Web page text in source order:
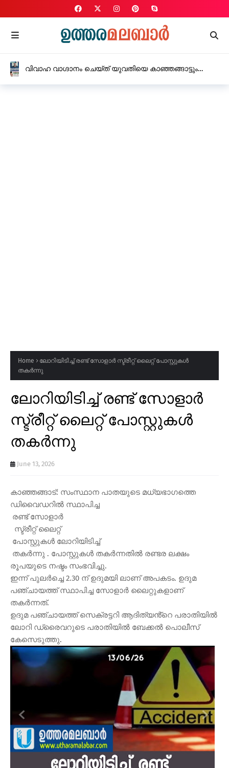
വിവാഹ വാഗ്ദാനം ചെയ്ത് യുവതിയെ കാഞ്ഞങ്ങാട്ടും
കഠിന തടവ്
Home
ലോറിയിടിച്ച് രണ്ട് സോളാർ സ്ട്രീറ്റ് ലൈറ്റ് പോസ്റ്റുകൾ
തകർന്നു
ലോറിയിടിച്ച് രണ്ട് സോളാർ
സ്ട്രീറ്റ് ലൈറ്റ് പോസ്റ്റുകൾ
തകർന്നു
June 13, 2026
കാഞ്ഞങ്ങാട്: സംസ്ഥാന പാതയുടെ മധ്യഭാഗത്തെ
ഡിവൈഡറിൽ സ്ഥാപിച്ച
രണ്ട് സോളാർ
സ്ട്രീറ്റ് ലൈറ്റ്
പോസ്റ്റുകൾ ലോറിയിടിച്ച്
തകർന്നു . പോസ്റ്റുകൾ തകർന്നതിൽ രണ്ടര ലക്ഷം
രൂപയുടെ നഷ്ടം സംഭവിച്ചു.
ഇന്ന് പുലർച്ചെ 2.30 ന് ഉദുമയി ലാണ് അപകടം. ഉദുമ
പഞ്ചായത്ത് സ്ഥാപിച്ച സോളാർ ലൈറ്റുകളാണ്
തകർന്നത്.
ഉദുമ പഞ്ചായത്ത് സെക്രട്ടറി ആദിത്യൻ്റെ പരാതിയിൽ
ലോറി ഡ്രൈവറുടെ പരാതിയിൽ ബേക്കൽ പൊലീസ്
കേസെടുത്തു.